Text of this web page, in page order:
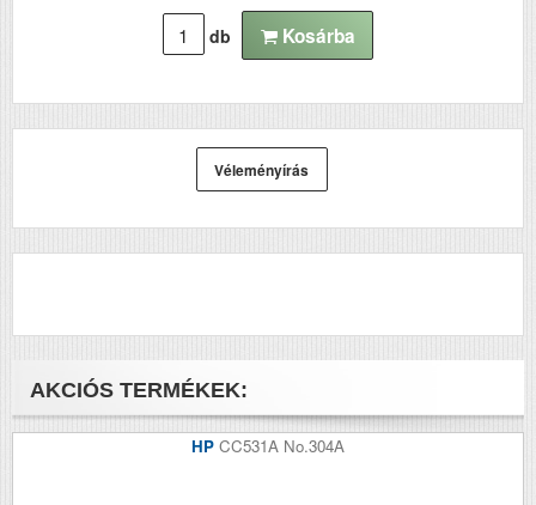
db Kosárba
Véleményírás
AKCIÓS TERMÉKEK:
HP CC531A No.304A